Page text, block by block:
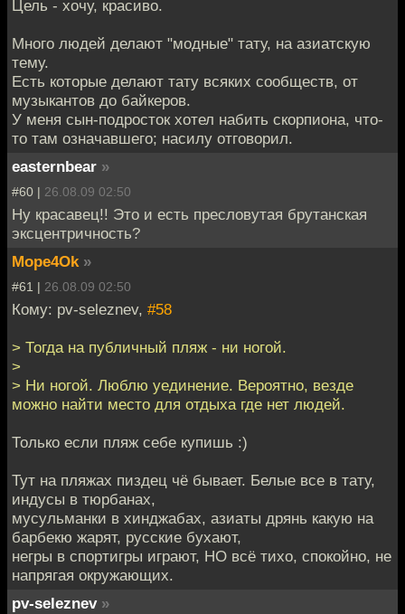
Цель - хочу, красиво.
Много людей делают "модные" тату, на азиатскую
тему.
Есть которые делают тату всяких сообществ, от
музыкантов до байкеров.
У меня сын-подросток хотел набить скорпиона, что-
то там означавшего; насилу отговорил.
easternbear »
#60 | 26.08.09 02:50
Ну красавец!! Это и есть пресловутая брутанская
эксцентричность?
Mope4Ok »
#61 | 26.08.09 02:50
Кому: pv-seleznev, #58
> Тогда на публичный пляж - ни ногой.
>
> Ни ногой. Люблю уединение. Вероятно, везде
можно найти место для отдыха где нет людей.
Только если пляж себе купишь :)
Тут на пляжах пиздец чё бывает. Белые все в тату,
индусы в тюрбанах,
мусульманки в хинджабах, азиаты дрянь какую на
барбекю жарят, русские бухают,
негры в спортигры играют, НО всё тихо, спокойно, не
напрягая окружающих.
pv-seleznev »